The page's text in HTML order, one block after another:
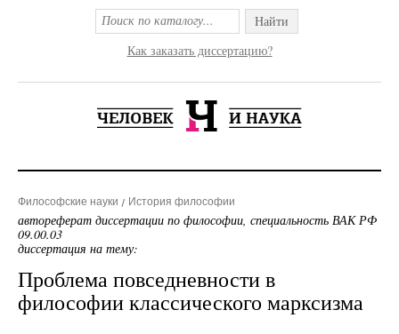
Найти
Как заказать диссертацию?
Философские науки История философии
автореферат диссертации по философии, специальность ВАК РФ
09.00.03
диссертация на тему:
Проблема повседневности в
философии классического марксизма